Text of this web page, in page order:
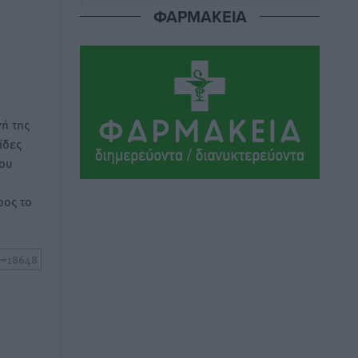
της
το
βάσανα της προετοιμασίας
πριν 12 ώρες
Εθνικός Αρχίπολης: Μεγάλο βήμα
προόδου η ίδρυση Ακαδημίας
ΦΑΡΜΑΚΕΙΑ